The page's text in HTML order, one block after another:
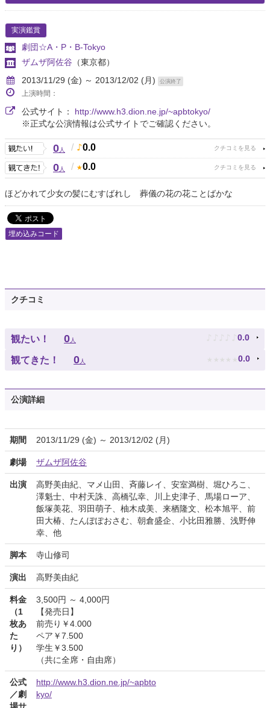
実演鑑賞
劇団☆A・P・B-Tokyo
ザムザ阿佐谷 （東京都）
2013/11/29 (金) ～ 2013/12/02 (月)
公演終了
上演時間：
公式サイト： http://www.h3.dion.ne.jp/~apbtokyo/
※正式な公演情報は公式サイトでご確認ください。
0人 / 0.0
0人 / 0.0
ほどかれて少女の髪にむすばれし 葬儀の花の花ことばかな
埋め込みコード
クチコミ
観たい！ 0人 ♪ ♪ ♪ ♪ ♪ 0.0
観てきた！ 0人 ★ ★ ★ ★ ★ 0.0
公演詳細
期間 2013/11/29 (金) ～ 2013/12/02 (月)
劇場 ザムザ阿佐谷
出演
高野美由紀、マメ山田、斉藤レイ、安室満樹、堀ひろこ、
澤魁士、中村天誅、高橋弘幸、川上史津子、馬場ローア、
飯塚美花、羽田萌子、柚木成美、来栖隆文、松本旭平、前
田大椿、たんぽぽおさむ、朝倉盛企、小比田雅勝、浅野伸
幸、他
脚本 寺山修司
演出 高野美由紀
料金
（1
枚あ
た
り）
3,500円 ～ 4,000円
【発売日】
前売り￥4.000
ペア￥7.500
学生￥3.500
（共に全席・自由席）
公式
／劇
http://www.h3.dion.ne.jp/~apbto
kyo/